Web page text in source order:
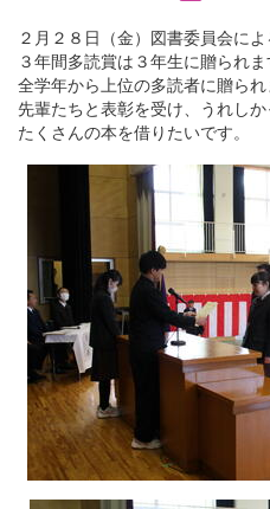
２月２８日（金）図書委員会に
３年間多読賞は３年生に贈られ
全学年から上位の多読者に贈られ
先輩たちと表彰を受け、うれし
たくさんの本を借りたいです。